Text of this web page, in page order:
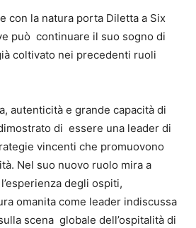
con la natura porta Diletta a Six
può continuare il suo sogno di
coltivato nei precedenti ruoli
autenticità e grande capacità di
di essere una leader di
vincenti che promuovono
Nel suo nuovo ruolo mira a
degli ospiti,
omanita come leader indiscussa
scena globale dell’ospitalità di